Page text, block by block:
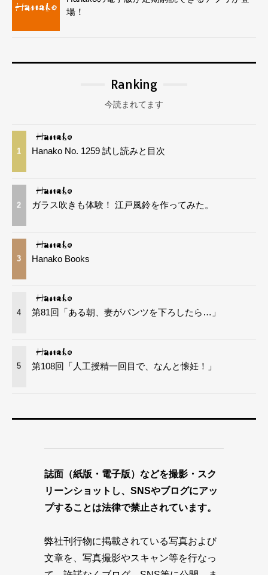
場！
Ranking
今読まれてます
1 Hanako No. 1259 試し読みと目次
2 ガラス吹きも体験！ 江戸風鈴を作ってみた。
3 Hanako Books
4 第81回「ある朝、妻がパンツを下ろしたら…」
5 第108回「人工授精一回目で、なんと懐妊！」
誌面（紙版・電子版）などを撮影・スク
リーンショットし、SNSやブログにアッ
プすることは法律で禁止されています。
弊社刊行物に掲載されている写真および
文章を、写真撮影やスキャン等を行なっ